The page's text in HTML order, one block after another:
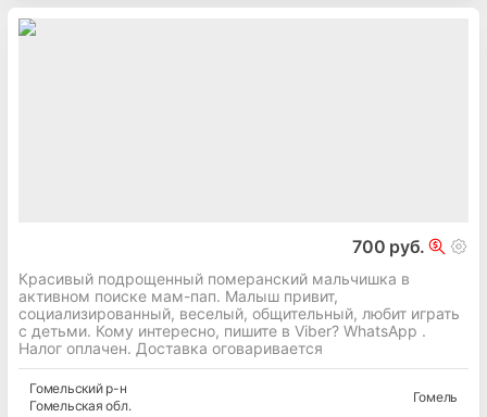
700 руб.
Красивый подрощенный померанский мальчишка в
активном поиске мам-пап. Малыш привит,
социализированный, веселый, общительный, любит играть
с детьми. Кому интересно, пишите в Viber? WhatsApp .
Налог оплачен. Доставка оговаривается
Гомельскийр-н
Гомельская обл.
Гомель